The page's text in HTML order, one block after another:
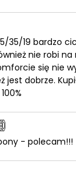
35/19 bardzo
nie robi
się nie
jest dobrze.
- polecam!!!